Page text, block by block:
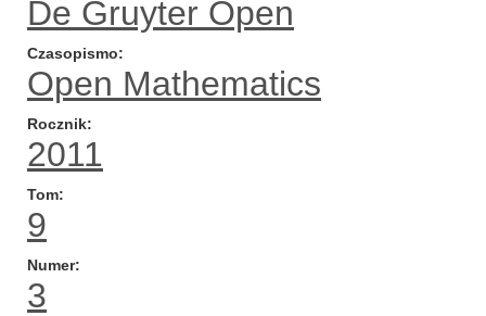
De Gruyter Open
Czasopismo
Open Mathematics
Rocznik
2011
Tom
9
Numer
3